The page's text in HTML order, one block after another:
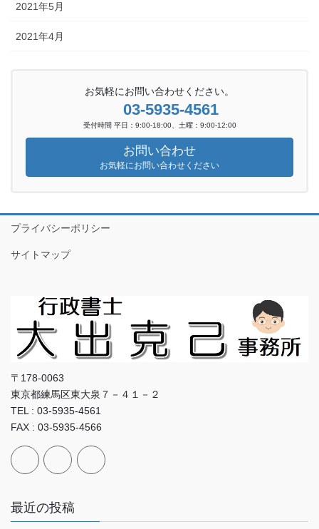
2021年5月
2021年4月
お気軽にお問い合わせください。
03-5935-4561
受付時間 平日：9:00-18:00、土曜：9:00-12:00
お問い合わせ
お気軽にお問い合わせください
プライバシーポリシー
サイトマップ
〒178-0063
東京都練馬区東大泉７－４１－２
TEL : 03-5935-4561
FAX : 03-5935-4566
最近の投稿